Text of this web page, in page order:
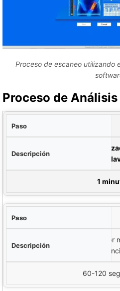
Proceso de escaneo utilizando
Proceso de Análisis
Conectar el dispositivo
USB e insertar la
1
El paciente sostiene el sensor
registra las
60-120